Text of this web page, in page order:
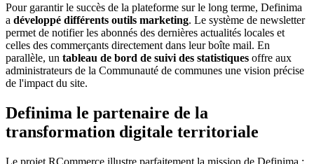
Pour garantir le succès de la plateforme sur le long terme, Definima
a développé différents outils marketing. Le système de newsletter
permet de notifier les abonnés des dernières actualités locales et
celles des commerçants directement dans leur boîte mail. En
parallèle, un tableau de bord de suivi des statistiques offre aux
administrateurs de la Communauté de communes une vision précise
de l'impact du site.
Definima le partenaire de la
transformation digitale territoriale
Le projet RCommerce illustre parfaitement la mission de Definima :